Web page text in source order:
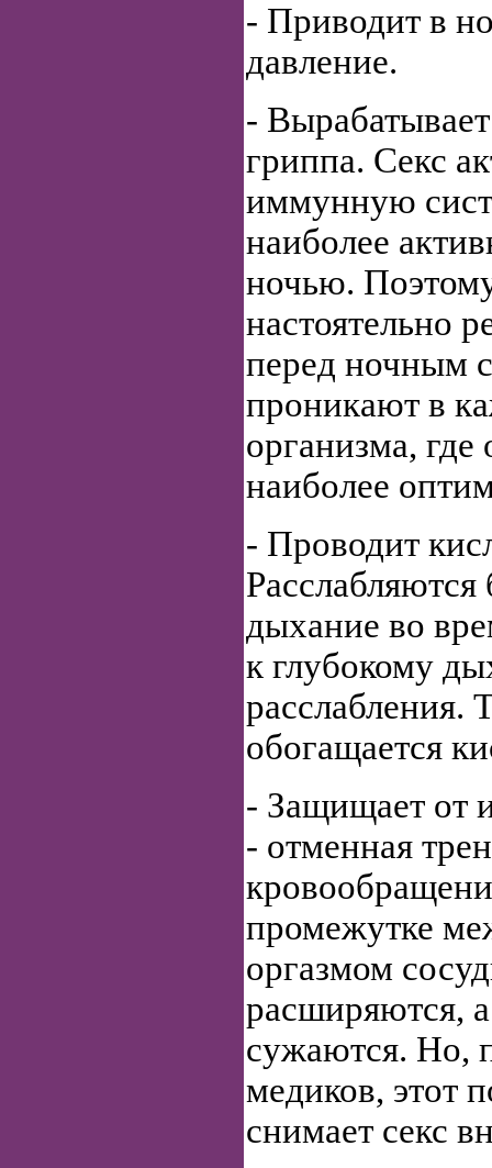
- Приводит в
давление.
-
гриппа. Секс
иммунную
наиболее
ночью.
настоятельно
перед ночным
проникают в
организма,
наиболее
- Проводит
дыхание во
к глубокому
расслабления.
обогащается
- Защищает от
- отменная
промежутке
оргазмом
расширяются,
сужаются. Но,
медиков, этот
снимает секс